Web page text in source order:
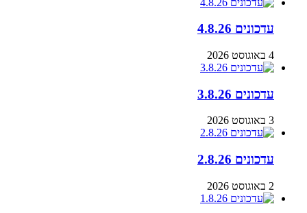
עדכונים 4.8.26
4 באוגוסט 2026
עדכונים 3.8.26
3 באוגוסט 2026
עדכונים 2.8.26
2 באוגוסט 2026